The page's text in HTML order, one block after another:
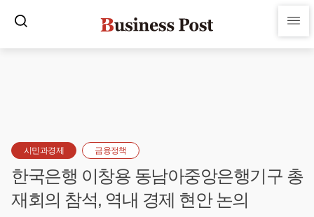
시민과경제 금융정책
한국은행 이창용 동남아중앙은행기구 총
재회의 참석, 역내 경제 현안 논의